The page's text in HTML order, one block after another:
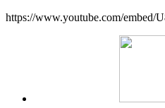
https://www.youtube.com/embed/